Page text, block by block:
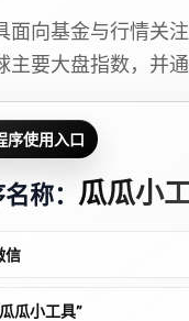
面向基金与行情关
主要大盘指数，并
序使用入口
称： 瓜瓜小
信
瓜小工具”